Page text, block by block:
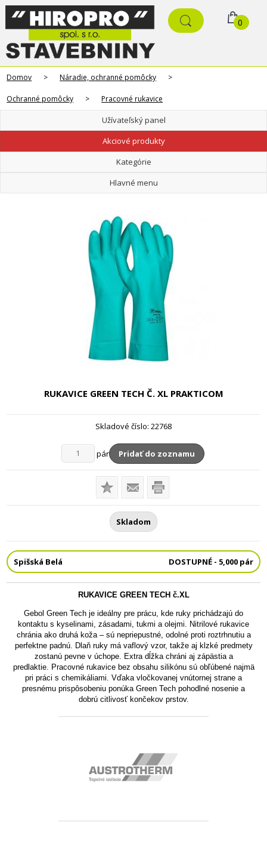
0
Domov > Náradie, ochranné pomôcky >
Ochranné pomôcky > Pracovné rukavice
Užívateľský panel
Akciové produkty
Kategórie
Hlavné menu
RUKAVICE GREEN TECH Č. XL PRAKTICOM
Skladové číslo: 22768
pár Pridať do zoznamu
Skladom
Spišská Belá DOSTUPNÉ - 5,000 pár
RUKAVICE GREEN TECH č.XL
Gebol Green Tech je ideálny pre prácu, kde ruky prichádzajú do
kontaktu s kyselinami, zásadami, tukmi a olejmi. Nitrilové rukavice
chránia ako druhá koža – sú nepriepustné, odolné proti roztrhnutiu a
perfektne padnú. Dlaň ruky má vaflový vzor, takže aj klzké predmety
zostanú pevne v úchope. Extra dĺžka chráni aj zápästia a
predlaktie. Pracovné rukavice bez obsahu silikónu sú obľúbené najmä
pri práci s chemikáliami. Vďaka vločkovanej vnútornej strane a
presnému prispôsobeniu ponúka Green Tech pohodlné nosenie a
dobrú citlivosť končekov prstov.